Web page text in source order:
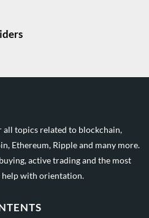
all topics related to blockchain,
Ethereum, Ripple and many more.
active trading and the most
with orientation.